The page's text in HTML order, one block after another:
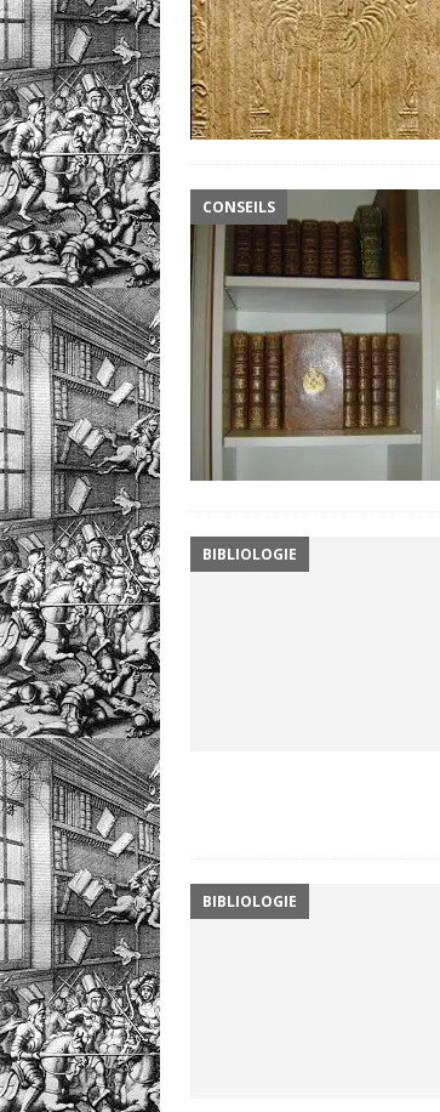
CONSEILS
BIBLIOLOGIE
BIBLIOLOGIE